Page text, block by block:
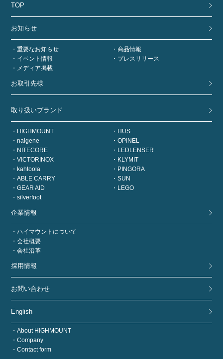
TOP
お知らせ
重要なお知らせ
商品情報
イベント情報
プレスリリース
メディア掲載
お取引先様
取り扱いブランド
HIGHMOUNT
HUS.
nalgene
OPINEL
NITECORE
LEDLENSER
VICTORINOX
KLYMIT
kahtoola
PINGORA
ABLE CARRY
SUN
GEAR AID
LEGO
silverfoot
企業情報
ハイマウントについて
会社概要
会社沿革
採用情報
お問い合わせ
English
About HIGHMOUNT
Company
Contact form